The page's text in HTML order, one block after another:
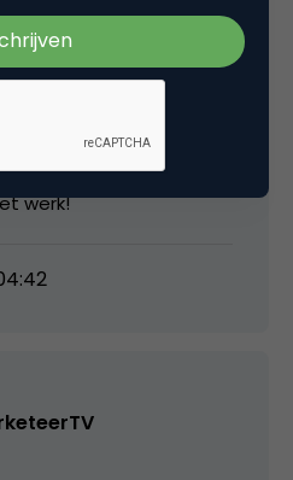
je bent. Ben je
voor passiviteit, luiheid,
waarschijnlijk
valkuil: drammerigheid.
werk!